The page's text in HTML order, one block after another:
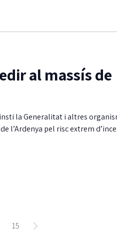
al massís de
la Generalitat i altres
l’Ardenya pel risc extrem
15